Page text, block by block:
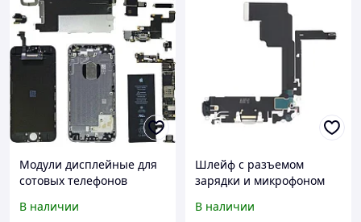
Модули дисплейные для
сотовых телефонов
В наличии
Шлейф с разъемом
зарядки и микрофоном
Оригинал
В наличии